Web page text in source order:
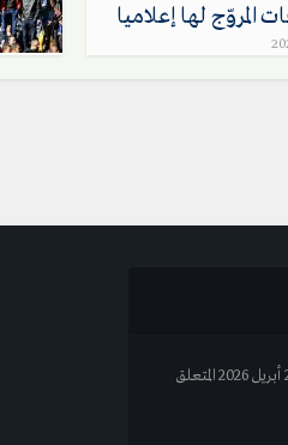
المروّج لها إعلاميا
عن القانون العضوي رقم 26-08 المؤرخ في 23 أبريل 2026 المتعلق